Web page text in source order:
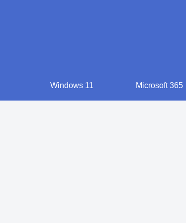
Windows 11 Microsoft 365